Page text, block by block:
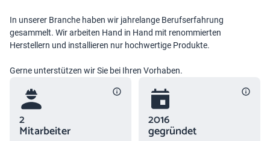
In unserer Branche haben wir jahrelange Berufserfahrung
gesammelt. Wir arbeiten Hand in Hand mit renommierten
Herstellern und installieren nur hochwertige Produkte.
Gerne unterstützen wir Sie bei Ihren Vorhaben.
2
Mitarbeiter
2016
gegründet